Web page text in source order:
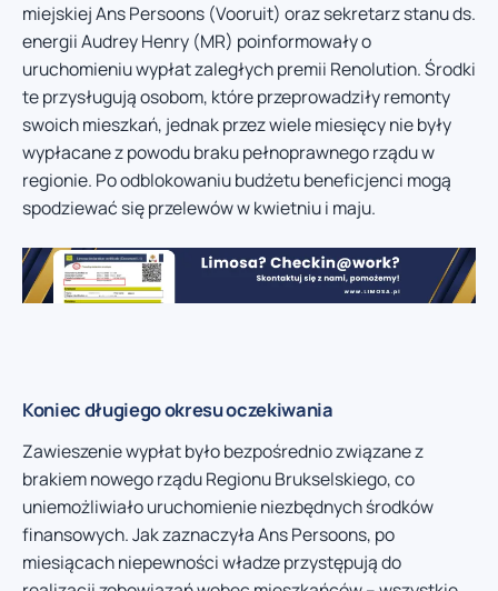
miejskiej Ans Persoons (Vooruit) oraz sekretarz stanu ds.
energii Audrey Henry (MR) poinformowały o
uruchomieniu wypłat zaległych premii Renolution. Środki
te przysługują osobom, które przeprowadziły remonty
swoich mieszkań, jednak przez wiele miesięcy nie były
wypłacane z powodu braku pełnoprawnego rządu w
regionie. Po odblokowaniu budżetu beneficjenci mogą
spodziewać się przelewów w kwietniu i maju.
Koniec długiego okresu oczekiwania
Zawieszenie wypłat było bezpośrednio związane z
brakiem nowego rządu Regionu Brukselskiego, co
uniemożliwiało uruchomienie niezbędnych środków
finansowych. Jak zaznaczyła Ans Persoons, po
miesiącach niepewności władze przystępują do